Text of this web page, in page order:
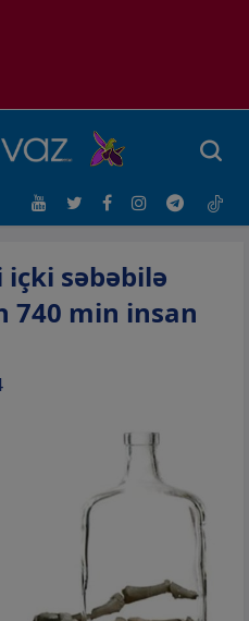
səbəbilə
740 min insan